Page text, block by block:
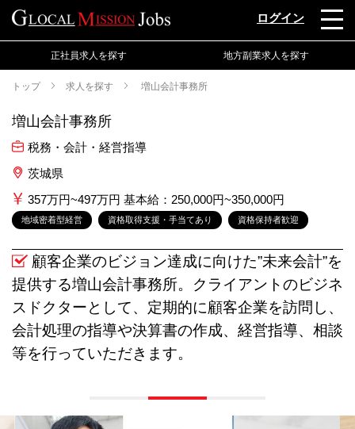
ログイン
正社員求人を探す 地方副業求人を探す
トップ 求人を探す 増山会計事務所
増山会計事務所
税務・会計・経営指導
茨城県
357万円~497万円 基本給：250,000円~350,000円
地域密着型経営 資格取得支援・手当てあり 資格保持者歓迎
顧客企業のビジョン達成に向けた”未来会計”を
提供する増山会計事務所。クライアントのビジネ
スドクターとして、定期的に顧客企業を訪問し、
会計処理の指導や決算書の作成、経営指導、相談
等を行っていただきます。